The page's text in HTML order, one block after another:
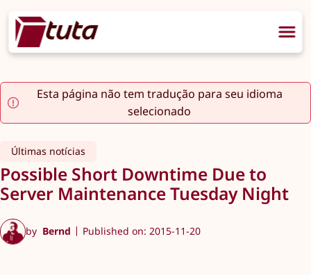
Esta página não tem tradução para seu idioma
selecionado
Últimas notícias
Possible Short Downtime Due to
Server Maintenance Tuesday Night
by Bernd Published on: 2015-11-20